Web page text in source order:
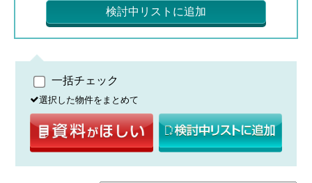
検討中リストに追加
一括チェック
選択した物件をまとめて